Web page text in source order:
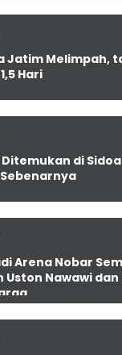
Jatim Melimpah,
Hari
Ditemukan di
Arena Nobar
Uston Nawawi dan